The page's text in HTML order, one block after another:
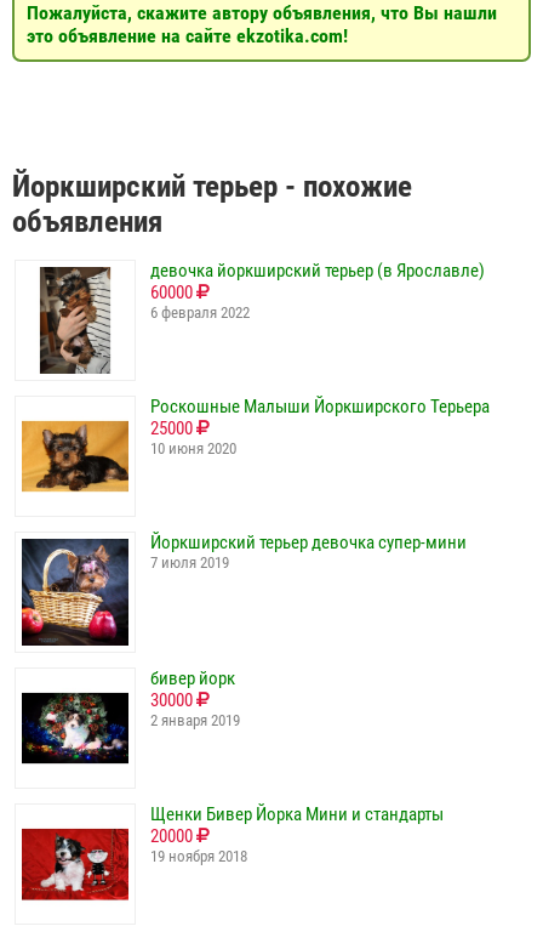
Пожалуйста, скажите автору объявления, что Вы нашли
это объявление на сайте ekzotika.com!
Йоркширский терьер - похожие
объявления
девочка йоркширский терьер (в Ярославле)
60000
6 февраля 2022
Роскошные Малыши Йоркширского Терьера
25000
10 июня 2020
Йоркширский терьер девочка супер-мини
7 июля 2019
бивер йорк
30000
2 января 2019
Щенки Бивер Йорка Мини и стандарты
20000
19 ноября 2018